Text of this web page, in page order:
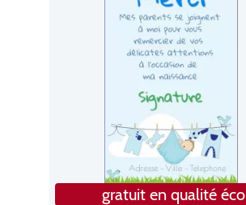
gratuit en qualité éco